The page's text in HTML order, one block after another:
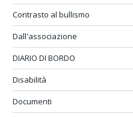
Contrasto al bullismo
Dall'associazione
DIARIO DI BORDO
Disabilità
Documenti